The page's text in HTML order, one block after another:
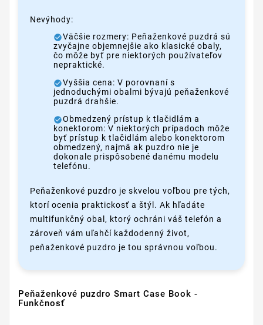
Nevýhody:
Väčšie rozmery: Peňaženkové puzdrá sú
zvyčajne objemnejšie ako klasické obaly,
čo môže byť pre niektorých používateľov
nepraktické.
Vyššia cena: V porovnaní s
jednoduchými obalmi bývajú peňaženkové
puzdrá drahšie.
Obmedzený prístup k tlačidlám a
konektorom: V niektorých prípadoch môže
byť prístup k tlačidlám alebo konektorom
obmedzený, najmä ak puzdro nie je
dokonale prispôsobené danému modelu
telefónu.
Peňaženkové puzdro je skvelou voľbou pre tých,
ktorí ocenia praktickosť a štýl. Ak hľadáte
multifunkčný obal, ktorý ochráni váš telefón a
zároveň vám uľahčí každodenný život,
peňaženkové puzdro je tou správnou voľbou.
Peňaženkové puzdro Smart Case Book -
Funkčnosť